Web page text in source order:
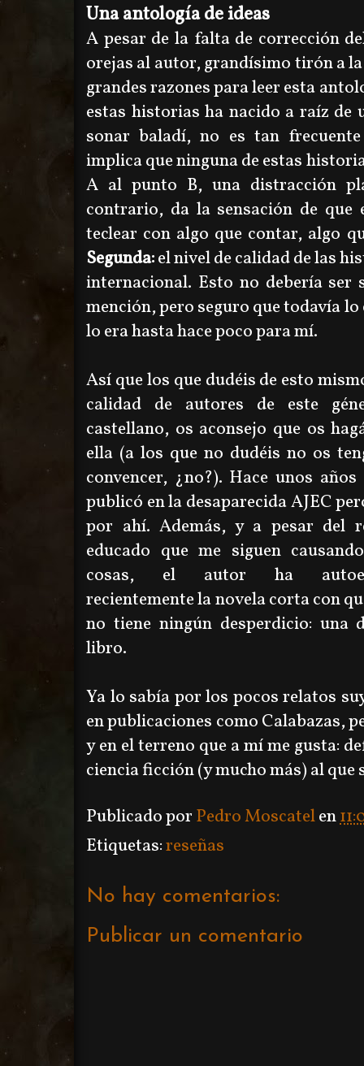
Una antología de ideas
A pesar de la falta de corrección
orejas al autor, grandísimo tirón a
grandes razones para leer esta
estas historias ha nacido a raíz de
sonar baladí, no es tan
implica que ninguna de estas
A al punto B, una distracción
contrario, da la sensación de
teclear con algo que contar, algo
Segunda:el nivel de calidad de las
internacional. Esto no debería ser
mención, pero seguro que todavía
lo era hasta hace poco para mí.
Así que los que dudéis de esto
calidad de autores de este
castellano, os aconsejo que os
ella (a los que no dudéis no os
convencer, ¿no?). Hace unos años
publicó en la desaparecida AJEC
por ahí. Además, y a pesar del
educado que me siguen
cosas, el autor ha
recientemente la novela corta con
no tiene ningún desperdicio: una
libro.
Ya lo sabía por los pocos relatos
en publicaciones como Calabazas,
y en el terreno que a mí me gusta:
ciencia ficción (y mucho más) al que
Publicado porPedro Moscatelen
Etiquetas:reseñas
No hay comentarios:
Publicar un comentario